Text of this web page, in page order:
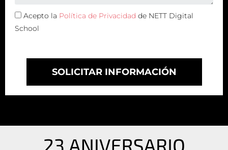
Acepto la Política de Privacidad de NETT Digital
School
SOLICITAR INFORMACIÓN